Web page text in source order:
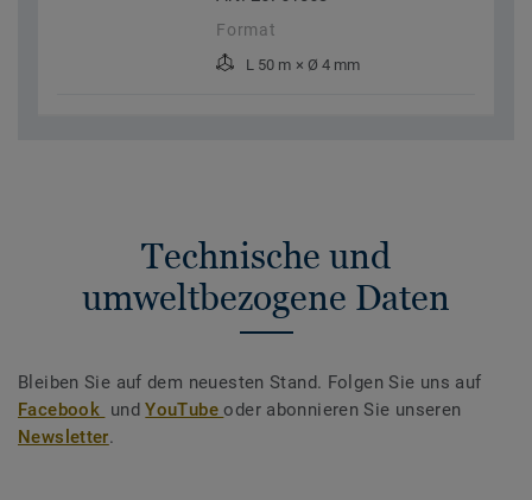
Format
L 50 m × Ø 4 mm
Technische und
umweltbezogene Daten
Bleiben Sie auf dem neuesten Stand. Folgen Sie uns auf
Facebook undYouTubeoder abonnieren Sie unseren
Newsletter.